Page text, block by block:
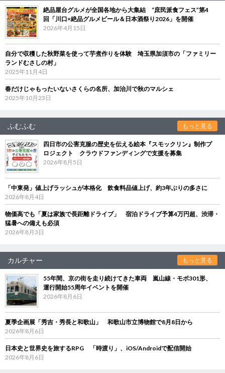
絶品屋台グルメが全国各地から大集結 “庶民派食フェス”第4
回「川口×絶品グルメビール＆日本酒祭り2026」を開催
2026年4月15日
自分で収穫した秋野菜を使って芋煮作りを体験 埼玉県加須市の「ファミリー
ランドむさしの村」
2025年11月4日
春だけじゃもったいないさくらの名所、加治川で秋のマルシェ
2025年10月23日
ふむふむ もっと見る
四日市の公害克服の歴史を伝える絵本『スモックリン』制作プ
ロジェクト クラウドファンディングで支援を募集
2026年8月5日
「中東発」値上げラッシュが本格化 飲食料品値上げ、約3年ぶりの多さに
2026年8月4日
物価高でも「夏は家族で長距離ドライブ」 宿泊ドライブ予算4万円超、渋滞・
猛暑への備えも必須
2026年8月3日
カルチャー もっと見る
55年間、京の街を走り続けてきた車両 嵐山線・モボ301形、
運行開始55周年イベントを開催
2026年8月6日
夏季企画展「秀吉・秀長と和歌山」 和歌山市立博物館で8月8日から
2026年8月6日
日本史と世界史を旅するRPG 「時渡り」、iOS/Androidで配信開始
2026年8月6日